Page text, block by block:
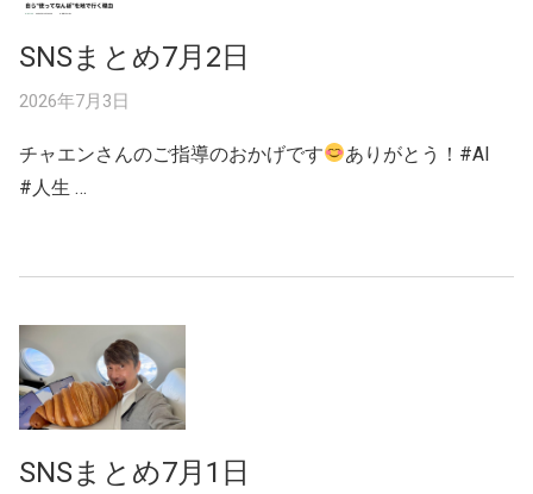
SNSまとめ7月2日
2026年7月3日
チャエンさんのご指導のおかげです
ありがとう！#AI
#人生 …
SNSまとめ7月1日